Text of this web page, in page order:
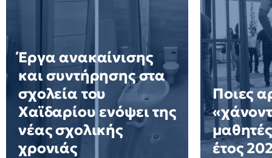
Έργα ανακαίνισης
και συντήρησης στα
σχολεία του
Χαϊδαρίου ενόψει της
νέας σχολικής
χρονιάς
Ποιες
έτος